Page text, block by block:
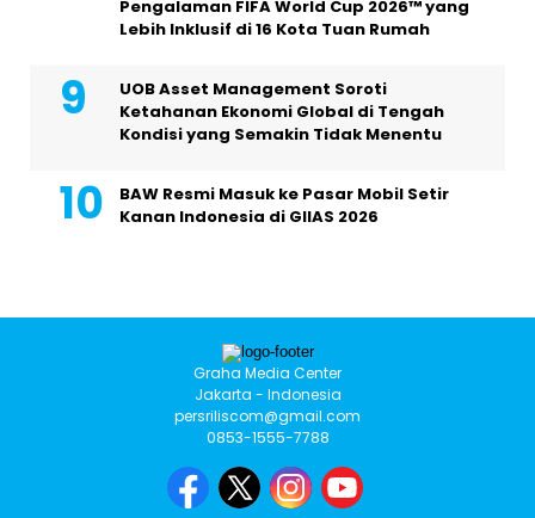
Pengalaman FIFA World Cup 2026™ yang
Lebih Inklusif di 16 Kota Tuan Rumah
UOB Asset Management Soroti
Ketahanan Ekonomi Global di Tengah
Kondisi yang Semakin Tidak Menentu
BAW Resmi Masuk ke Pasar Mobil Setir
Kanan Indonesia di GIIAS 2026
Graha Media Center
Jakarta - Indonesia
persriliscom@gmail.com
0853-1555-7788